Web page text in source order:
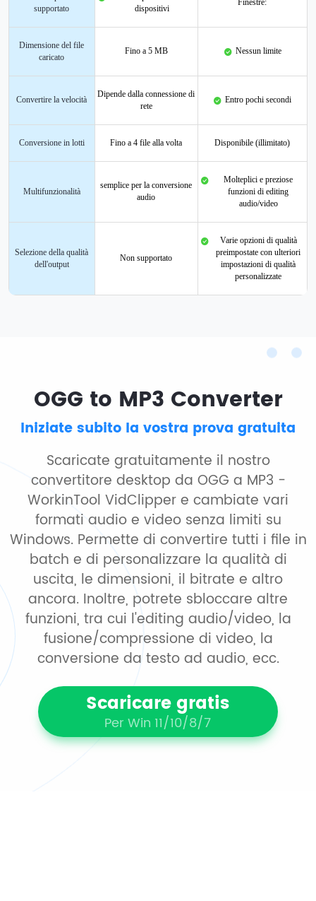
supportato
dispositivi
Dimensione del file
caricato
Fino a 5 MB Nessun limite
Convertire la velocità
Dipende dalla connessione di
rete
Entro pochi secondi
Conversione in lotti Fino a 4 file alla volta Disponibile (illimitato)
Multifunzionalità
semplice per la conversione
audio
Molteplici e preziose
funzioni di editing
audio/video
Selezione della qualità
dell'output
Non supportato
Varie opzioni di qualità
preimpostate con ulteriori
impostazioni di qualità
personalizzate
OGG to MP3 Converter
Iniziate subito la vostra prova gratuita
Scaricate gratuitamente il nostro
convertitore desktop da OGG a MP3 -
WorkinTool VidClipper e cambiate vari
formati audio e video senza limiti su
Windows. Permette di convertire tutti i file in
batch e di personalizzare la qualità di
uscita, le dimensioni, il bitrate e altro
ancora. Inoltre, potrete sbloccare altre
funzioni, tra cui l'editing audio/video, la
fusione/compressione di video, la
conversione da testo ad audio, ecc.
Scaricare gratis
Per Win 11/10/8/7